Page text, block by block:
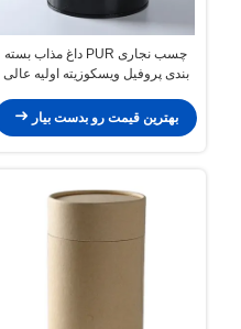
چسب نجاری PUR داغ مذاب بسته
بندی پروفیل ویسکوزیته اولیه عالی
بهترین قیمت رو بدست بیار